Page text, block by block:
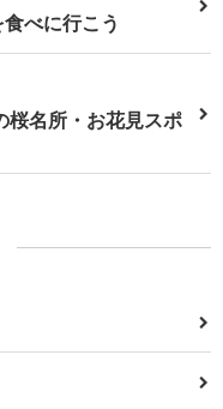
べに行こう
桜名所・お花見スポ